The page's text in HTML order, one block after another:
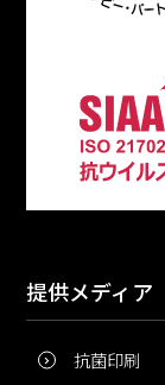
提供メディア
抗菌印刷